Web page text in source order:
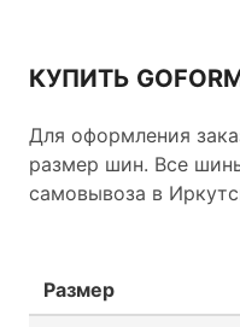
КУПИТЬ
Для оформления
размер шин. Все
самовывоза в
Размер